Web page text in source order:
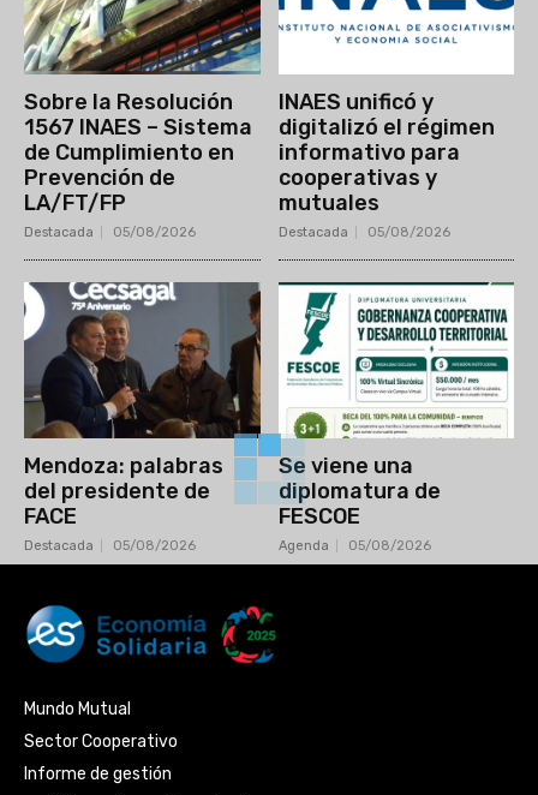
Sobre la Resolución
1567 INAES – Sistema
de Cumplimiento en
Prevención de
LA/FT/FP
Destacada 05/08/2026
INAES unificó y
digitalizó el régimen
informativo para
cooperativas y
mutuales
Destacada 05/08/2026
Mendoza: palabras
del presidente de
FACE
Destacada 05/08/2026
Se viene una
diplomatura de
FESCOE
Agenda 05/08/2026
Mundo Mutual
Sector Cooperativo
Informe de gestión